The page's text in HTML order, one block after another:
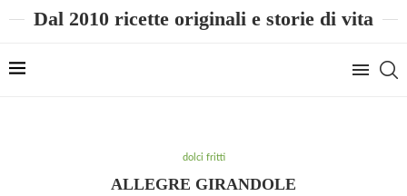
Dal 2010 ricette originali e storie di vita
dolci fritti
ALLEGRE GIRANDOLE